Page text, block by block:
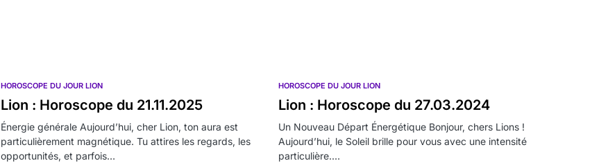
HOROSCOPE DU JOUR LION
Lion : Horoscope du 21.11.2025
Énergie générale Aujourd’hui, cher Lion, ton aura est
particulièrement magnétique. Tu attires les regards, les
opportunités, et parfois…
HOROSCOPE DU JOUR LION
Lion : Horoscope du 27.03.2024
Un Nouveau Départ Énergétique Bonjour, chers Lions !
Aujourd’hui, le Soleil brille pour vous avec une intensité
particulière.…